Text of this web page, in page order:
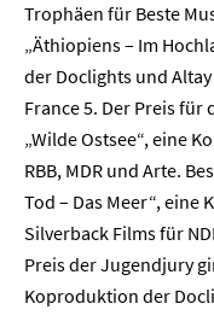
Trophäen für Beste
„Äthiopiens – Im
der Doclights und Altay
France 5. Der Preis für
„Wilde Ostsee“, eine
RBB, MDR und Arte.
Tod – Das Meer“,
Silverback Films für
Preis der Jugendjury
Koproduktion der